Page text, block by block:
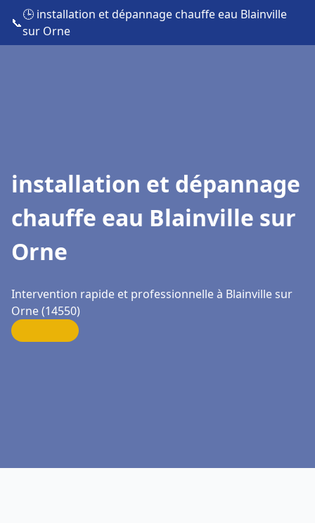
📞
🕒 installation et dépannage chauffe eau Blainville
sur Orne
installation et dépannage
chauffe eau Blainville sur
Orne
Intervention rapide et professionnelle à Blainville sur
Orne (14550)